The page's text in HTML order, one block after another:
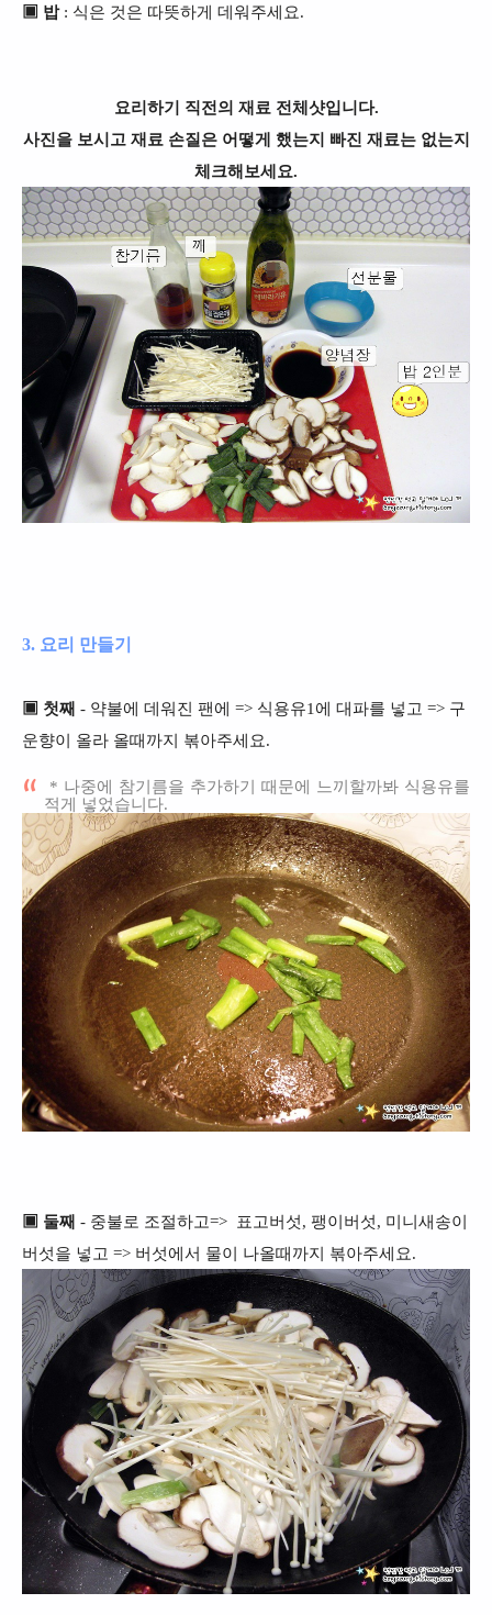
▣ 밥: 식은 것은 따뜻하게 데워주세요.
요리하기 직전의 재료 전체샷입니다.
사진을 보시고 재료 손질은 어떻게 했는지 빠진 재료는 없는지
체크해보세요.
3. 요리 만들기
▣ 첫째 - 약불에 데워진 팬에 => 식용유1에 대파를 넣고 => 구
운향이 올라 올때까지 볶아주세요.
* 나중에 참기름을 추가하기 때문에 느끼할까봐 식용유를
적게 넣었습니다.
▣ 둘째 - 중불로 조절하고=>
표고버섯, 팽이버섯, 미니새송이
버섯을 넣고 => 버섯에서 물이 나올때까지 볶아주세요.